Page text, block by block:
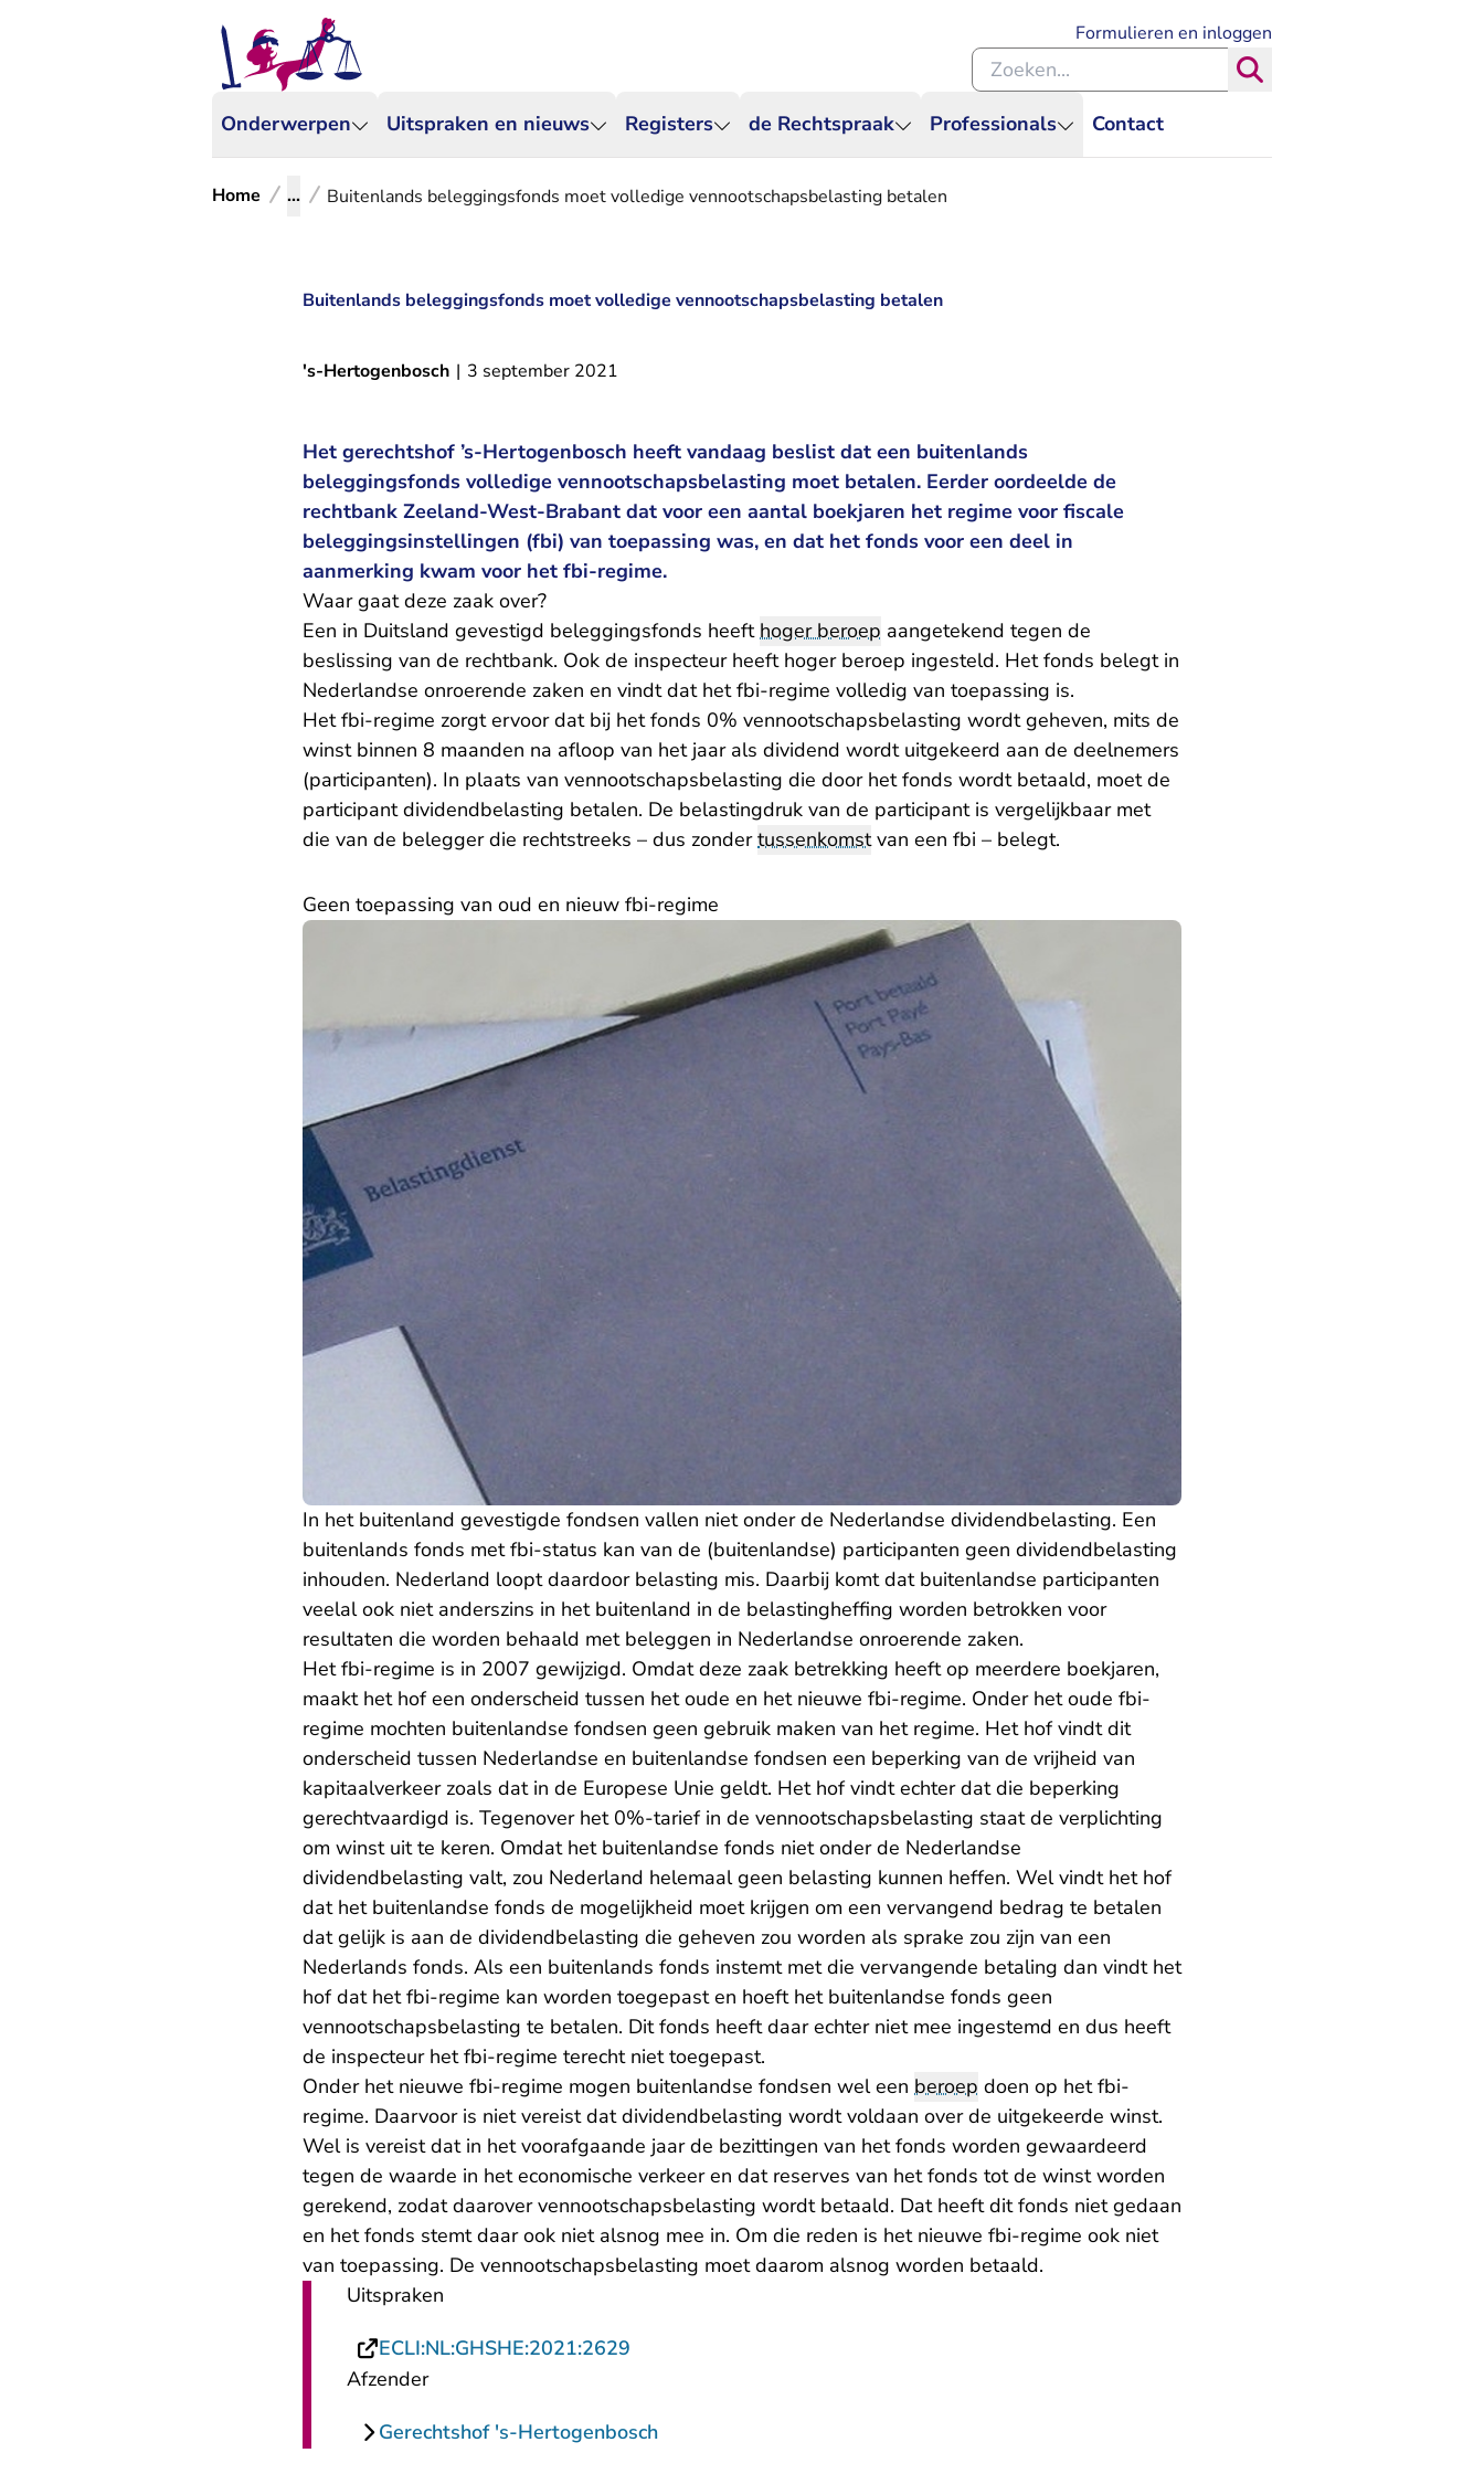
Onderwerpen Uitspraken en nieuws Registers de Rechtspraak Professionals Contact
Formulieren en inloggen
Zoeken binnen de Rechtspraak
Home ... Buitenlands beleggingsfonds moet volledige vennootschapsbelasting betalen
Buitenlands beleggingsfonds moet volledige vennootschapsbelasting betalen
's-Hertogenbosch | 3 september 2021
Het gerechtshof ’s-Hertogenbosch heeft vandaag beslist dat een buitenlands
beleggingsfonds volledige vennootschapsbelasting moet betalen. Eerder oordeelde de
rechtbank Zeeland-West-Brabant dat voor een aantal boekjaren het regime voor fiscale
beleggingsinstellingen (fbi) van toepassing was, en dat het fonds voor een deel in
aanmerking kwam voor het fbi-regime.
Waar gaat deze zaak over?
Een in Duitsland gevestigd beleggingsfonds heefthoger beroep aangetekend tegen de
beslissing van de rechtbank. Ook de inspecteur heeft hoger beroep ingesteld. Het fonds belegt in
Nederlandse onroerende zaken en vindt dat het fbi-regime volledig van toepassing is.
Het fbi-regime zorgt ervoor dat bij het fonds 0% vennootschapsbelasting wordt geheven, mits de
winst binnen 8 maanden na afloop van het jaar als dividend wordt uitgekeerd aan de deelnemers
(participanten). In plaats van vennootschapsbelasting die door het fonds wordt betaald, moet de
participant dividendbelasting betalen. De belastingdruk van de participant is vergelijkbaar met
die van de belegger die rechtstreeks – dus zondertussenkomstvan een fbi – belegt.
Geen toepassing van oud en nieuw fbi-regime
In het buitenland gevestigde fondsen vallen niet onder de Nederlandse dividendbelasting. Een
buitenlands fonds met fbi-status kan van de (buitenlandse) participanten geen dividendbelasting
inhouden. Nederland loopt daardoor belasting mis. Daarbij komt dat buitenlandse participanten
veelal ook niet anderszins in het buitenland in de belastingheffing worden betrokken voor
resultaten die worden behaald met beleggen in Nederlandse onroerende zaken.
Het fbi-regime is in 2007 gewijzigd. Omdat deze zaak betrekking heeft op meerdere boekjaren,
maakt het hof een onderscheid tussen het oude en het nieuwe fbi-regime. Onder het oude fbi-
regime mochten buitenlandse fondsen geen gebruik maken van het regime. Het hof vindt dit
onderscheid tussen Nederlandse en buitenlandse fondsen een beperking van de vrijheid van
kapitaalverkeer zoals dat in de Europese Unie geldt. Het hof vindt echter dat die beperking
gerechtvaardigd is. Tegenover het 0%-tarief in de vennootschapsbelasting staat de verplichting
om winst uit te keren. Omdat het buitenlandse fonds niet onder de Nederlandse
dividendbelasting valt, zou Nederland helemaal geen belasting kunnen heffen. Wel vindt het hof
dat het buitenlandse fonds de mogelijkheid moet krijgen om een vervangend bedrag te betalen
dat gelijk is aan de dividendbelasting die geheven zou worden als sprake zou zijn van een
Nederlands fonds. Als een buitenlands fonds instemt met die vervangende betaling dan vindt het
hof dat het fbi-regime kan worden toegepast en hoeft het buitenlandse fonds geen
vennootschapsbelasting te betalen. Dit fonds heeft daar echter niet mee ingestemd en dus heeft
de inspecteur het fbi-regime terecht niet toegepast.
Onder het nieuwe fbi-regime mogen buitenlandse fondsen wel een beroep doen op het fbi-
regime. Daarvoor is niet vereist dat dividendbelasting wordt voldaan over de uitgekeerde winst.
Wel is vereist dat in het voorafgaande jaar de bezittingen van het fonds worden gewaardeerd
tegen de waarde in het economische verkeer en dat reserves van het fonds tot de winst worden
gerekend, zodat daarover vennootschapsbelasting wordt betaald. Dat heeft dit fonds niet gedaan
en het fonds stemt daar ook niet alsnog mee in. Om die reden is het nieuwe fbi-regime ook niet
van toepassing. De vennootschapsbelasting moet daarom alsnog worden betaald.
Uitspraken
ECLI:NL:GHSHE:2021:2629
Afzender
Gerechtshof 's-Hertogenbosch